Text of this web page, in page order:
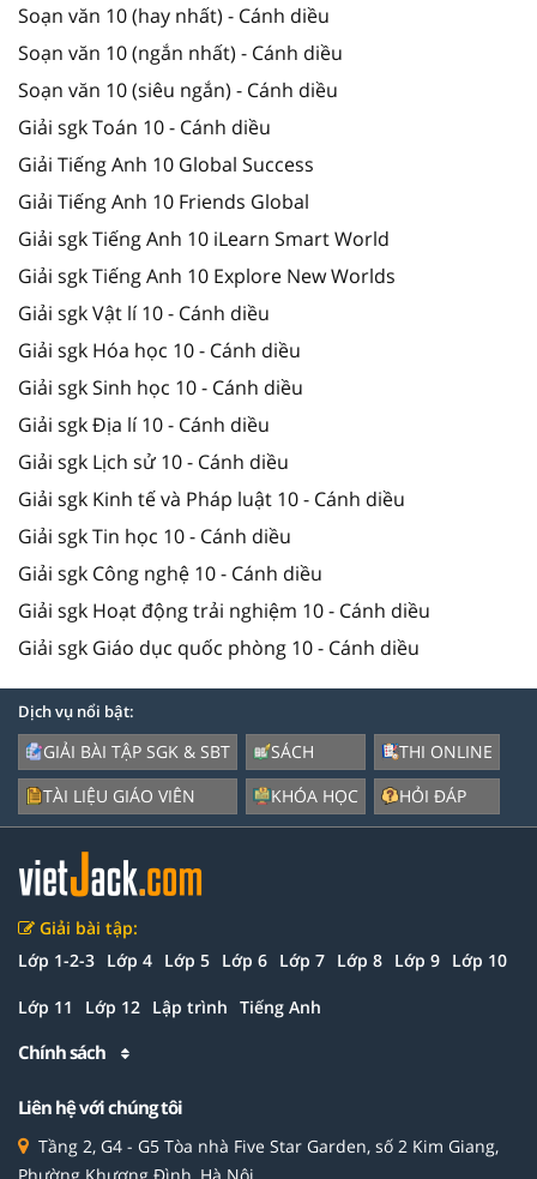
Soạn văn 10 (hay nhất) - Cánh diều
Soạn văn 10 (ngắn nhất) - Cánh diều
Soạn văn 10 (siêu ngắn) - Cánh diều
Giải sgk Toán 10 - Cánh diều
Giải Tiếng Anh 10 Global Success
Giải Tiếng Anh 10 Friends Global
Giải sgk Tiếng Anh 10 iLearn Smart World
Giải sgk Tiếng Anh 10 Explore New Worlds
Giải sgk Vật lí 10 - Cánh diều
Giải sgk Hóa học 10 - Cánh diều
Giải sgk Sinh học 10 - Cánh diều
Giải sgk Địa lí 10 - Cánh diều
Giải sgk Lịch sử 10 - Cánh diều
Giải sgk Kinh tế và Pháp luật 10 - Cánh diều
Giải sgk Tin học 10 - Cánh diều
Giải sgk Công nghệ 10 - Cánh diều
Giải sgk Hoạt động trải nghiệm 10 - Cánh diều
Giải sgk Giáo dục quốc phòng 10 - Cánh diều
Dịch vụ nổi bật:
GIẢI BÀI TẬP SGK & SBT
TÀI LIỆU GIÁO VIÊN
SÁCH
KHÓA HỌC
THI ONLINE
HỎI ĐÁP
Giải bài tập:
Lớp 1-2-3 Lớp 4 Lớp 5 Lớp 6 Lớp 7 Lớp 8 Lớp 9 Lớp 10
Lớp 11 Lớp 12 Lập trình Tiếng Anh
Chính sách
Liên hệ với chúng tôi
Tầng 2, G4 - G5 Tòa nhà Five Star Garden, số 2 Kim Giang,